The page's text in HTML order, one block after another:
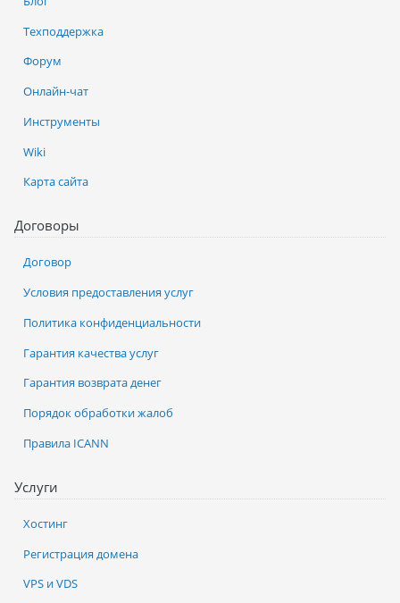
Услуги
Хостинг
Регистрация домена
VPS и VDS
Техподдержка
Форум
Онлайн-чат
Инструменты
Wiki
Карта сайта
Договоры
Договор
Условия предоставления услуг
Политика конфиденциальности
Гарантия качества услуг
Гарантия возврата денег
Порядок обработки жалоб
Правила ICANN